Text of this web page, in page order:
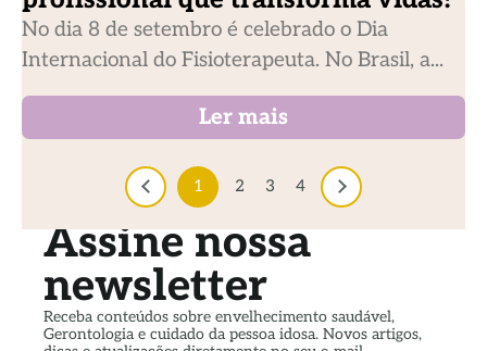
No dia 8 de setembro é celebrado o Dia
Internacional do Fisioterapeuta. No Brasil, a...
Ler mais
1 2 3 4
Assine nossa
newsletter
Receba conteúdos sobre envelhecimento saudável,
Gerontologia e cuidado da pessoa idosa. Novos artigos,